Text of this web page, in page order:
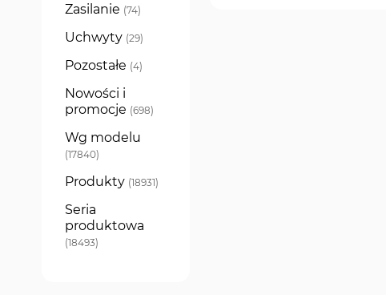
Zasilanie 74
produkty
Uchwyty 29
produkty
Pozostałe 4
produkty
Nowości i
promocje 698
produkty
Wg modelu
17840
produkty
Produkty 18931
produkty
Seria
produktowa
18493
produkty